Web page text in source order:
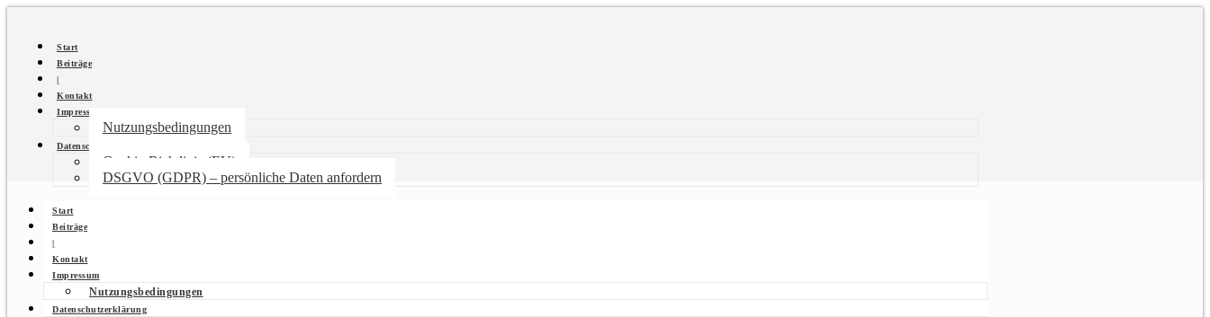
Start
Beiträge
|
Kontakt
Impressum
Nutzungsbedingungen
Datenschutzerklärung
Cookie-Richtlinie (EU)
DSGVO (GDPR) – persönliche Daten anfordern
Start
Beiträge
|
Kontakt
Impressum
Nutzungsbedingungen
Datenschutzerklärung